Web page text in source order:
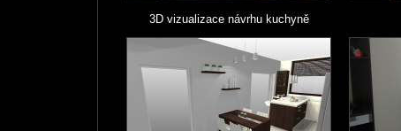
3D vizualizace návrhu kuchyně